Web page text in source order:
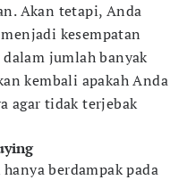
Akan tetapi, Anda
kesempatan
jumlah banyak
kembali apakah Anda
agar tidak terjebak
berdampak pada